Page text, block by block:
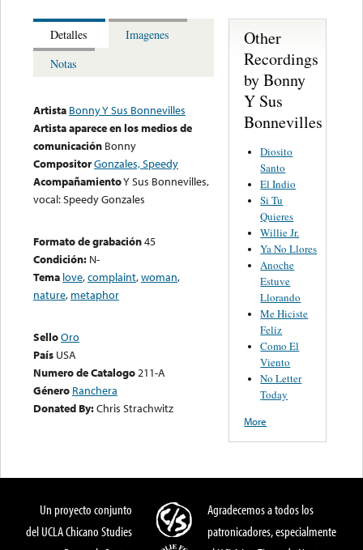
Detalles
Imagenes
Notas
Artista Bonny Y Sus Bonnevilles
Artista aparece en los medios de
comunicación Bonny
CompositorGonzales, Speedy
AcompañamientoY Sus Bonnevilles,
vocal: Speedy Gonzales
Formato de grabación45
Condición: N-
Tema love,complaint,woman,
nature, metaphor
SelloOro
País USA
Numero de Catalogo211-A
Género Ranchera
Donated By:Chris Strachwitz
Other
Recordings
by Bonny
Y Sus
Bonnevilles
Diosito
Santo
El Indio
Si Tu
Quieres
Willie Jr.
Ya No Llores
Anoche
Estuve
Llorando
Me Hiciste
Feliz
Como El
Viento
No Letter
Today
More
Un proyecto conjunto
del UCLA Chicano Studies
Agradecemos a todos los
patronicadores, especialmente